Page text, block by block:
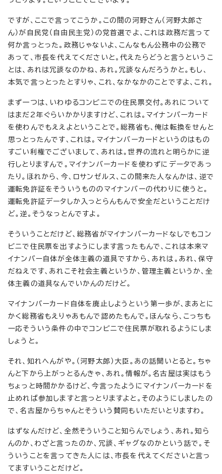
ですが、ここで言ってこうか。この間の河野さん（河野太郎さ
ん）が自民党（自由民主党）の党首選でよ、これは政務だ言って
何か言っとった。政務じゃないよ、こんなもん公務中の公務で
あって、市長を代えてくださいと。代えたらどうと言うというこ
とは、あれは冗談なのかね、あれ。冗談なんだろうかと。もし、
本気で言っとったとすりゃ、これ、なかなかのことですよ、これ。
まず一つは、いわゆるコンビニでの住民票交付。あれについて
はまだ2年ぐらいかかりますけど、これは。マイナンバーカード
を使わんでもええよということで。総務省も、俺は転換をせんと
思っとったんです、これは。マイナンバーカードというのはもの
すごい利権でございまして、あれは。世界の流れと明らかに逆
行しとりますんで。マイナンバーカードを使わずにデータであっ
たり。ほれから、今、ロサンゼルス、この間来た人なんかは、逆で
運転免許証をそういうもののマイナンバーの代わりに使うと。
運転免許証データしか入っとらんもんで安全だということだけ
ど。逆。そうなっとんですよ。
そういうことだけど、総務省がマイナンバーカードなしでもコン
ビニで住民票を出すようにします言ったもんで、これは本来マ
イナンバー自体が全体主義の道具ですから、あれは。あれ、保守
だねえです、あれこそ社会主義というか、管理主義というか、全
体主義の道具なんでいかんのだけど。
マイナンバーカード自体を廃止しようという第一歩が、まあとに
かく総務省もえりゃあもんで認めたもんで。ほんなら、こっちも
一応そういう条件の中でコンビニで住民票が取れるようにしま
しょうと。
それ、知れへんがや。（河野太郎）大臣。あの話聞いとると。ちゃ
んと下から上がっとるんきゃ、あれ。情報が。名古屋は実はもう
ちょっと時間かかるけど、今言ったようにマイナンバーカードを
止めれば参加しますと言っとりますよと。そのようにしましたの
で、名古屋からちゃんとそういう賛同もいただいとりますわ。
はずなんだけど、全然そういうこと知らんでしょう、あれ。知ら
んのか、わざと言ったのか、冗談、ギャグなのかという話で。そ
ういうことを言ってきた人には、市長を代えてくださいと言っ
てますいうことだけど。